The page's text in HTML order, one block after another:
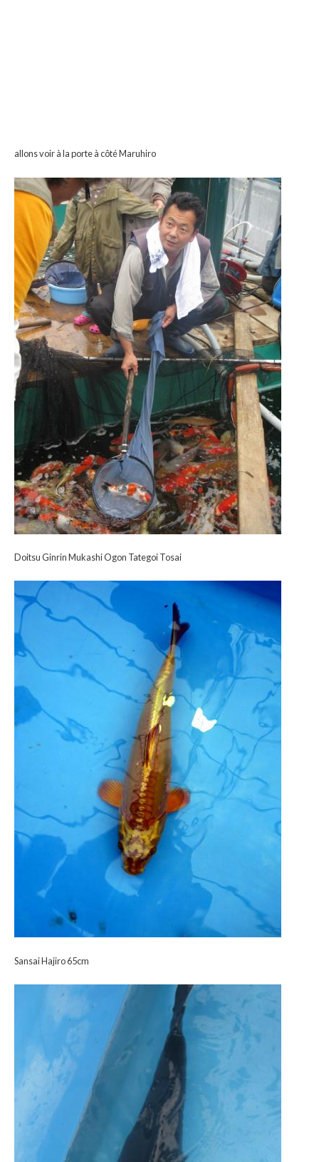
allons voir à la porte à côté Maruhiro
Doitsu Ginrin Mukashi Ogon Tategoi Tosai
Sansai Hajiro 65cm